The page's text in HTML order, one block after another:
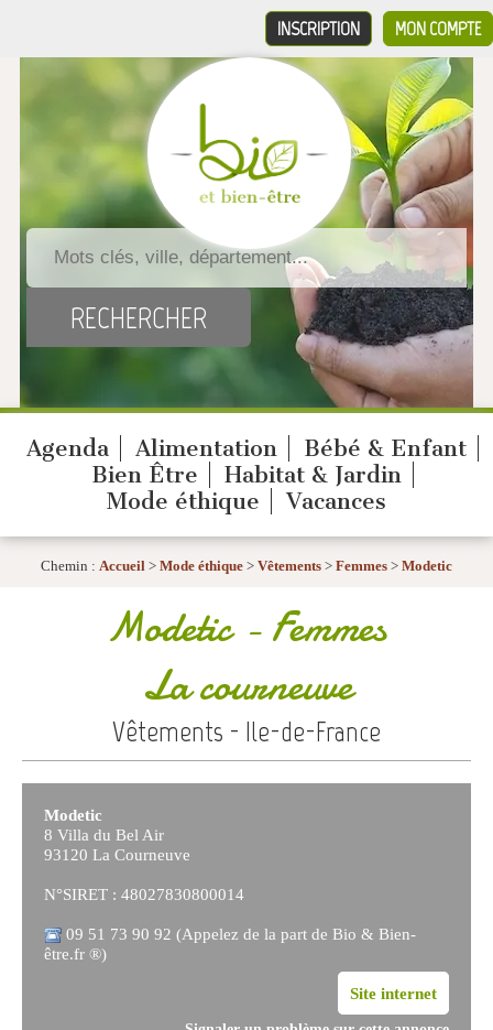
MON COMPTE
INSCRIPTION
Agenda Alimentation
Bébé & Enfant
Bien Être
Habitat & Jardin
Mode éthique
Vacances
Chemin : Accueil > Mode éthique > Vêtements > Femmes > Modetic
Modetic- Femmes
La courneuve
Vêtements - Ile-de-France
Modetic
8 Villa du Bel Air
93120 La Courneuve
N°SIRET : 48027830800014
09 51 73 90 92 (Appelez de la part de Bio & Bien-
être.fr ®)
Site internet